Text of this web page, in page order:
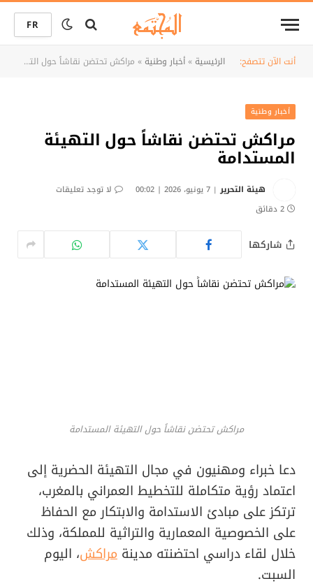
FR
أنت الآن تتصفح: الرئيسية»أخبار وطنية» مراكش تحتضن نقاشاً حول التهيئة المستدامة
أخبار وطنية
مراكش تحتضن نقاشاً حول التهيئة
المستدامة
هيئة التحرير 7 يونيو، 2026 | 00:02
لا توجد تعليقات
2 دقائق
شاركها
مراكش تحتضن نقاشاً حول التهيئة المستدامة
دعا خبراء ومهنيون في مجال التهيئة الحضرية إلى
اعتماد رؤية متكاملة للتخطيط العمراني بالمغرب،
ترتكز على مبادئ الاستدامة والابتكار مع الحفاظ
على الخصوصية المعمارية والتراثية للمملكة، وذلك
خلال لقاء دراسي احتضنته مدينة مراكش، اليوم
السبت.